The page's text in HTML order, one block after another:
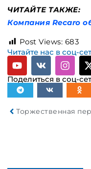
ЧИТАЙТЕ ТАКЖЕ:
Компания Recaro
Post Views: 683
Читайте нас в соц-
Поделиться в соц-